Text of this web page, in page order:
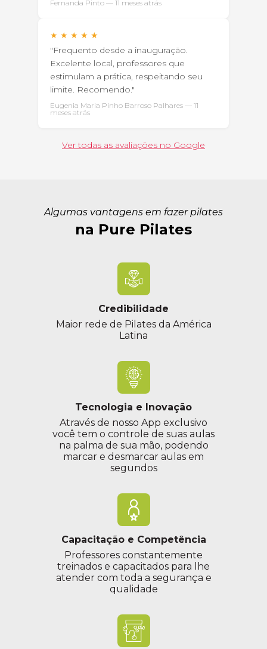
Fernanda Pinto — 11 meses atrás
★ ★ ★ ★ ★
"Frequento desde a inauguração.
Excelente local, professores que
estimulam a prática, respeitando seu
limite. Recomendo."
Eugenia Maria Pinho Barroso Palhares — 11
meses atrás
Ver todas as avaliações no Google
Algumas vantagens em fazer pilates
na Pure Pilates
Credibilidade
Maior rede de Pilates da América
Latina
Tecnologia e Inovação
Através de nosso App exclusivo
você tem o controle de suas aulas
na palma de sua mão, podendo
marcar e desmarcar aulas em
segundos
Capacitação e Competência
Professores constantemente
treinados e capacitados para lhe
atender com toda a segurança e
qualidade